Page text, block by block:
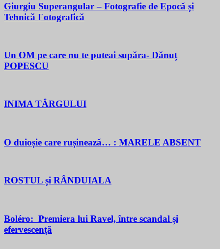
Giurgiu Superangular – Fotografie de Epocă și
Tehnică Fotografică
Un OM pe care nu te puteai supăra- Dănuț
POPESCU
INIMA TÂRGULUI
O duioșie care rușinează… : MARELE ABSENT
ROSTUL și RÂNDUIALA
Boléro: Premiera lui Ravel, între scandal și
efervescență